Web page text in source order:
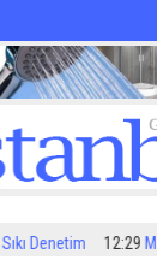
12:29